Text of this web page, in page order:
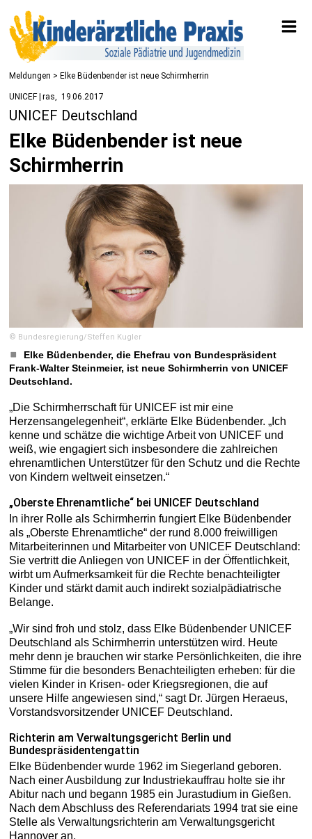
Meldungen > Elke Büdenbender ist neue Schirmherrin
UNICEF | ras 19.06.2017
UNICEF Deutschland
Elke Büdenbender ist neue
Schirmherrin
© Bundesregierung/Steffen Kugler
Elke Büdenbender, die Ehefrau von Bundespräsident
Frank-Walter Steinmeier, ist neue Schirmherrin von UNICEF
Deutschland.
„Die Schirmherrschaft für UNICEF ist mir eine
Herzensangelegenheit“, erklärte Elke Büdenbender. „Ich
kenne und schätze die wichtige Arbeit von UNICEF und
weiß, wie engagiert sich insbesondere die zahlreichen
ehrenamtlichen Unterstützer für den Schutz und die Rechte
von Kindern weltweit einsetzen.“
„Oberste Ehrenamtliche“ bei UNICEF Deutschland
In ihrer Rolle als Schirmherrin fungiert Elke Büdenbender
als „Oberste Ehrenamtliche“ der rund 8.000 freiwilligen
Mitarbeiterinnen und Mitarbeiter von UNICEF Deutschland:
Sie vertritt die Anliegen von UNICEF in der Öffentlichkeit,
wirbt um Aufmerksamkeit für die Rechte benachteiligter
Kinder und stärkt damit auch indirekt sozialpädiatrische
Belange.
„Wir sind froh und stolz, dass Elke Büdenbender UNICEF
Deutschland als Schirmherrin unterstützen wird. Heute
mehr denn je brauchen wir starke Persönlichkeiten, die ihre
Stimme für die besonders Benachteiligten erheben: für die
vielen Kinder in Krisen- oder Kriegsregionen, die auf
unsere Hilfe angewiesen sind,“ sagt Dr. Jürgen Heraeus,
Vorstandsvorsitzender UNICEF Deutschland.
Richterin am Verwaltungsgericht Berlin und
Bundespräsidentengattin
Elke Büdenbender wurde 1962 im Siegerland geboren.
Nach einer Ausbildung zur Industriekauffrau holte sie ihr
Abitur nach und begann 1985 ein Jurastudium in Gießen.
Nach dem Abschluss des Referendariats 1994 trat sie eine
Stelle als Verwaltungsrichterin am Verwaltungsgericht
Hannover an.